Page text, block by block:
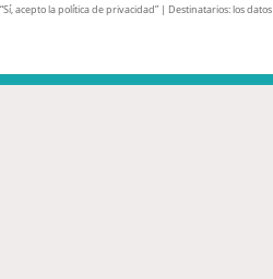
acepto la política de privacidad” | Destinatarios: los datos